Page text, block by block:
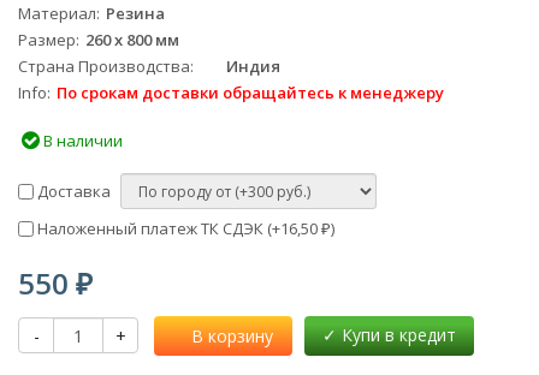
Материал Резина
Размер 260 x 800 мм
Страна Производства
Индия
Info По срокам доставки обращайтесь к менеджеру
В наличии
Доставка
Наложенный платеж ТК СДЭК (+16,50 ₽)
550 ₽
- + В корзину